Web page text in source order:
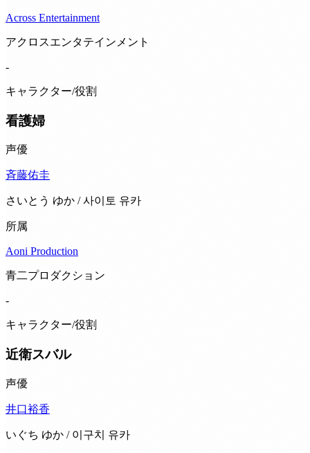
Across Entertainment
アクロスエンタテインメント
-
キャラクター/役割
看護婦
声優
斉藤佑圭
さいとう ゆか / 사이토 유카
所属
Aoni Production
青二プロダクション
-
キャラクター/役割
近衛スバル
声優
井口裕香
いぐち ゆか / 이구치 유카